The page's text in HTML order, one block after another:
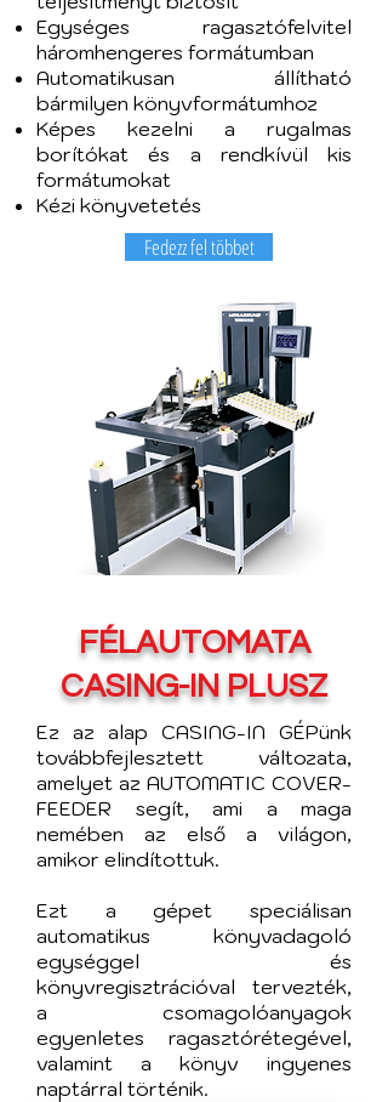
Egységes ragasztófelvitel
háromhengeres formátumban
Automatikusan állítható
bármilyen könyvformátumhoz
Képes kezelni a rugalmas
borítókat és a rendkívül kis
formátumokat
Kézi könyvetetés
Fedezz fel többet
FÉLAUTOMATA
CASING-IN PLUSZ
Ez az alap CASING-IN GÉPünk
továbbfejlesztett változata,
amelyet az AUTOMATIC COVER-
FEEDER segít, ami a maga
nemében az első a világon,
amikor elindítottuk.
Ezt a gépet speciálisan
automatikus könyvadagoló
egységgel és
könyvregisztrációval tervezték,
a csomagolóanyagok
egyenletes ragasztórétegével,
valamint a könyv ingyenes
naptárral történik.